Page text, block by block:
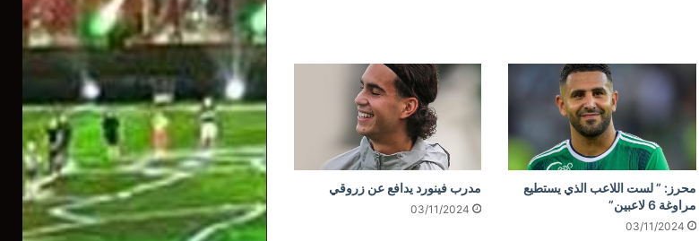
محرز: ” لست اللاعب الذي يستطيع
مراوغة 6 لاعبين”
03/11/2024
مدرب فينورد يدافع عن زروقي
03/11/2024